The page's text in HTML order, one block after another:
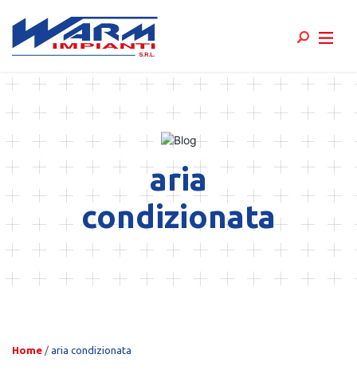
Skip
content
aria
condizionata
Home / aria condizionata